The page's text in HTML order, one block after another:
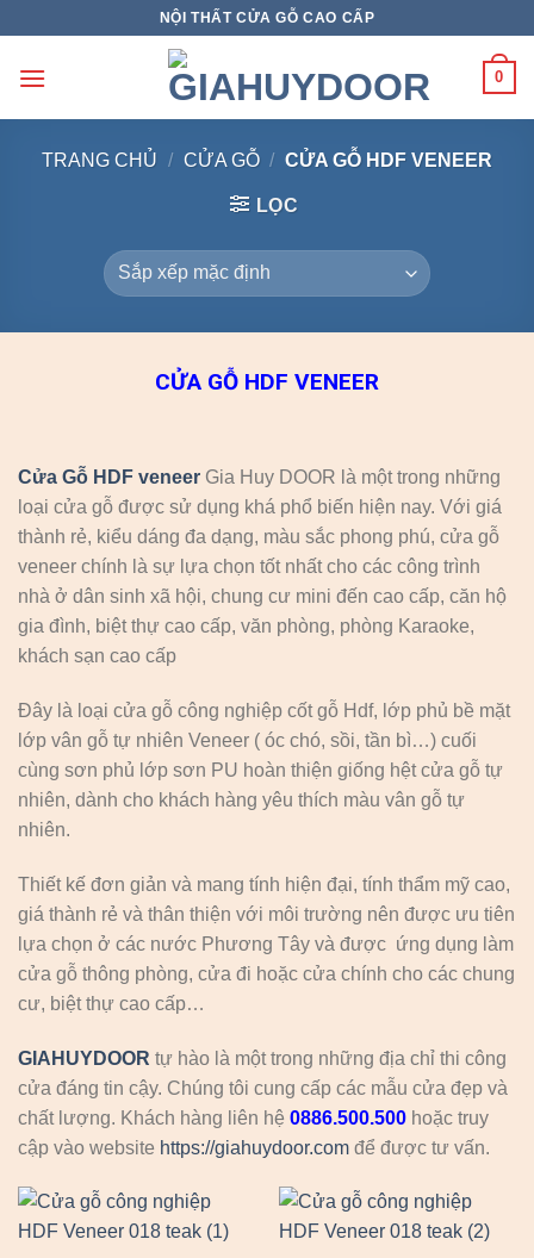
content
NỘI THẤT CỬA GỖ CAO CẤP
0
TRANG CHỦ / CỬA GỖ / CỬA GỖ HDF VENEER
LỌC
CỬA GỖ HDF VENEER
Cửa Gỗ HDF veneer Gia Huy DOOR là một trong những
loại cửa gỗ được sử dụng khá phổ biến hiện nay. Với giá
thành rẻ, kiểu dáng đa dạng, màu sắc phong phú, cửa gỗ
veneer chính là sự lựa chọn tốt nhất cho các công trình
nhà ở dân sinh xã hội, chung cư mini đến cao cấp, căn hộ
gia đình, biệt thự cao cấp, văn phòng, phòng Karaoke,
khách sạn cao cấp
Đây là loại cửa gỗ công nghiệp cốt gỗ Hdf, lớp phủ bề mặt
lớp vân gỗ tự nhiên Veneer ( óc chó, sồi, tần bì…) cuối
cùng sơn phủ lớp sơn PU hoàn thiện giống hệt cửa gỗ tự
nhiên, dành cho khách hàng yêu thích màu vân gỗ tự
nhiên.
Thiết kế đơn giản và mang tính hiện đại, tính thẩm mỹ cao,
giá thành rẻ và thân thiện với môi trường nên được ưu tiên
lựa chọn ở các nước Phương Tây và được ứng dụng làm
cửa gỗ thông phòng, cửa đi hoặc cửa chính cho các chung
cư, biệt thự cao cấp…
GIAHUYDOOR tự hào là một trong những địa chỉ thi công
cửa đáng tin cậy. Chúng tôi cung cấp các mẫu cửa đẹp và
chất lượng. Khách hàng liên hệ 0886.500.500 hoặc truy
cập vào website https://giahuydoor.com để được tư vấn.